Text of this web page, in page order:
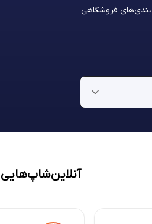
فروشگاهی